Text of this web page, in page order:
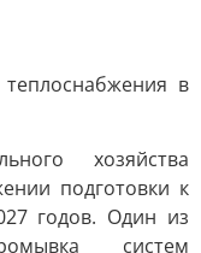
в
хозяйства
подготовки к
годов. Один из
систем